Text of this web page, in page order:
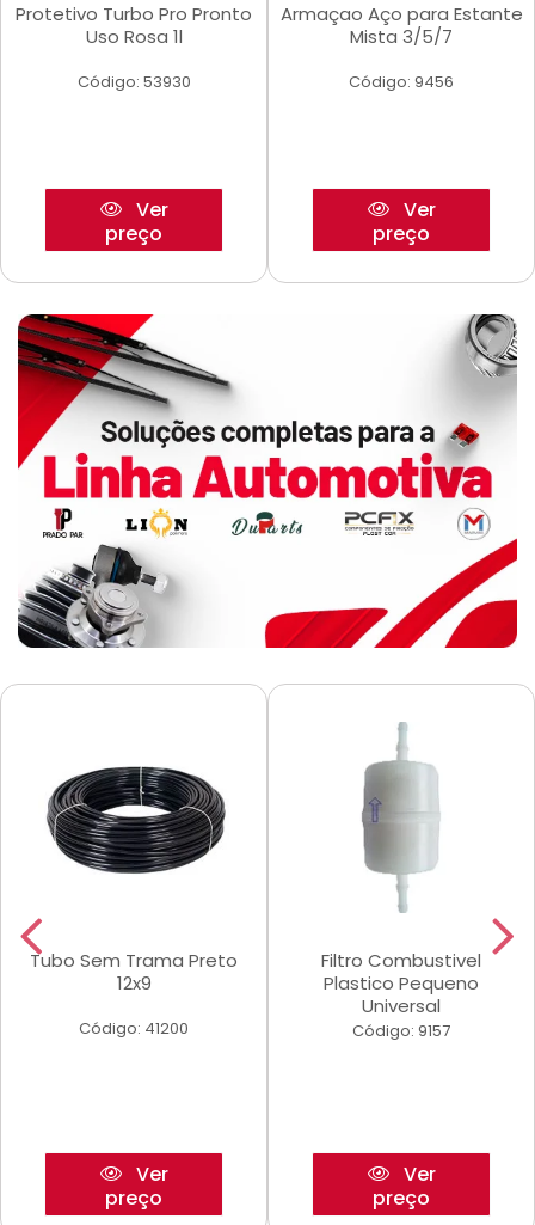
Protetivo Turbo Pro Pronto
Uso Rosa 1l
Código: 53930
Ver
preço
Armaçao Aço para Estante
Mista 3/5/7
Código: 9456
Ver
preço
Tubo Sem Trama Preto
12x9
Código: 41200
Ver
preço
Filtro Combustivel
Plastico Pequeno
Universal
Código: 9157
Ver
preço